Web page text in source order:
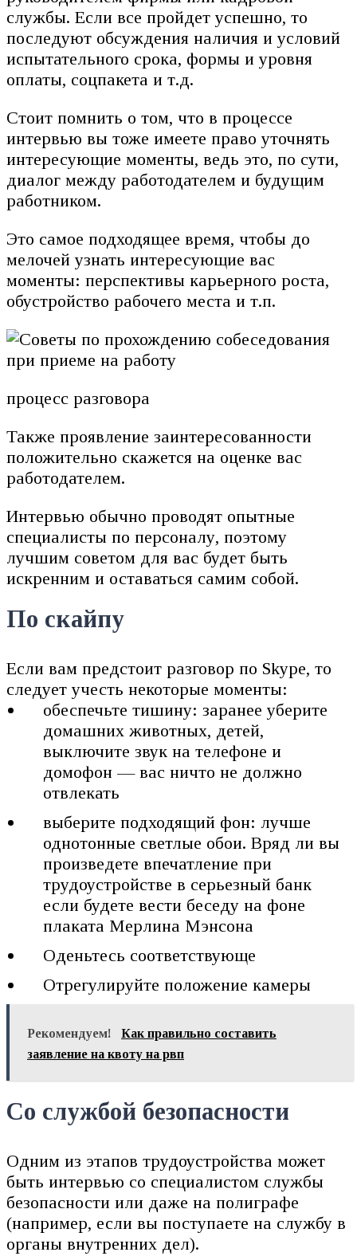
службы. Если все пройдет успешно, то
последуют обсуждения наличия и условий
испытательного срока, формы и уровня
оплаты, соцпакета и т.д.
Стоит помнить о том, что в процессе
интервью вы тоже имеете право уточнять
интересующие моменты, ведь это, по сути,
диалог между работодателем и будущим
работником.
Это самое подходящее время, чтобы до
мелочей узнать интересующие вас
моменты: перспективы карьерного роста,
обустройство рабочего места и т.п.
процесс разговора
Также проявление заинтересованности
положительно скажется на оценке вас
работодателем.
Интервью обычно проводят опытные
специалисты по персоналу, поэтому
лучшим советом для вас будет быть
искренним и оставаться самим собой.
По скайпу
Если вам предстоит разговор по Skype, то
следует учесть некоторые моменты:
обеспечьте тишину: заранее уберите
домашних животных, детей,
выключите звук на телефоне и
домофон — вас ничто не должно
отвлекать
выберите подходящий фон: лучше
однотонные светлые обои. Вряд ли вы
произведете впечатление при
трудоустройстве в серьезный банк
если будете вести беседу на фоне
плаката Мерлина Мэнсона
Оденьтесь соответствующе
Отрегулируйте положение камеры
Рекомендуем!
Как правильно составить
заявление на квоту на рвп
Со службой безопасности
Одним из этапов трудоустройства может
быть интервью со специалистом службы
безопасности или даже на полиграфе
(например, если вы поступаете на службу в
органы внутренних дел).